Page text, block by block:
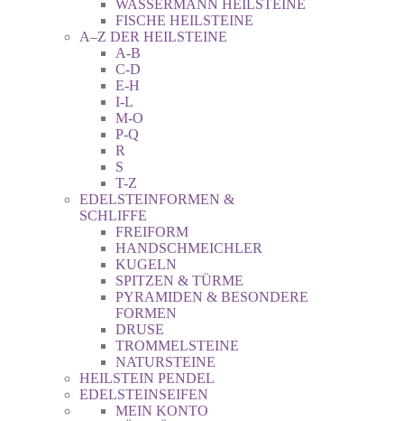
WASSERMANN HEILSTEINE
FISCHE HEILSTEINE
A–Z DER HEILSTEINE
A-B
C-D
E-H
I-L
M-O
P-Q
R
S
T-Z
EDELSTEINFORMEN &
SCHLIFFE
FREIFORM
HANDSCHMEICHLER
KUGELN
SPITZEN & TÜRME
PYRAMIDEN & BESONDERE
FORMEN
DRUSE
TROMMELSTEINE
NATURSTEINE
HEILSTEIN PENDEL
EDELSTEINSEIFEN
MEIN KONTO